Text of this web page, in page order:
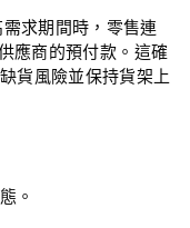
求期間時，零售連
應商的預付款。這確
貨風險並保持貨架上
。